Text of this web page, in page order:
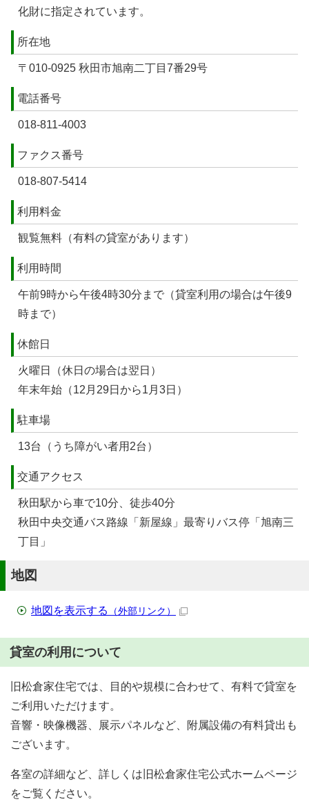
化財に指定されています。
所在地
〒010-0925 秋田市旭南二丁目7番29号
電話番号
018-811-4003
ファクス番号
018-807-5414
利用料金
観覧無料（有料の貸室があります）
利用時間
午前9時から午後4時30分まで（貸室利用の場合は午後9
時まで）
休館日
火曜日（休日の場合は翌日）
年末年始（12月29日から1月3日）
駐車場
13台（うち障がい者用2台）
交通アクセス
秋田駅から車で10分、徒歩40分
秋田中央交通バス路線「新屋線」最寄りバス停「旭南三
丁目」
地図
地図を表示する （外部リンク）
貸室の利用について
旧松倉家住宅では、目的や規模に合わせて、有料で貸室を
ご利用いただけます。
音響・映像機器、展示パネルなど、附属設備の有料貸出も
ございます。
各室の詳細など、詳しくは旧松倉家住宅公式ホームページ
をご覧ください。